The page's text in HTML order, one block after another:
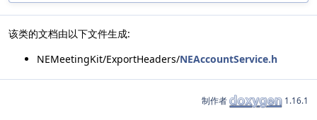
该类的文档由以下文件生成:
NEMeetingKit/ExportHeaders/NEAccountService.h
制作者 1.16.1